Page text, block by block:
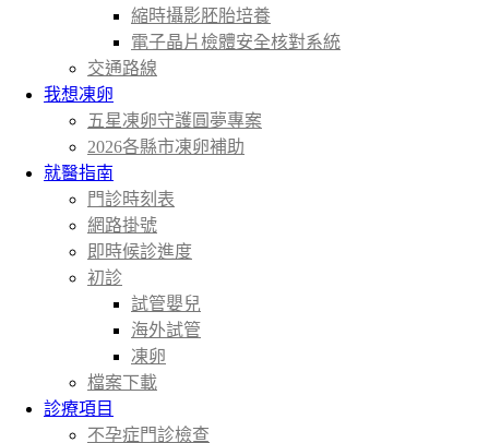
縮時攝影胚胎培養
電子晶片檢體安全核對系統
交通路線
我想凍卵
五星凍卵守護圓夢專案
2026各縣市凍卵補助
就醫指南
門診時刻表
網路掛號
即時候診進度
初診
試管嬰兒
海外試管
凍卵
檔案下載
診療項目
不孕症門診檢查